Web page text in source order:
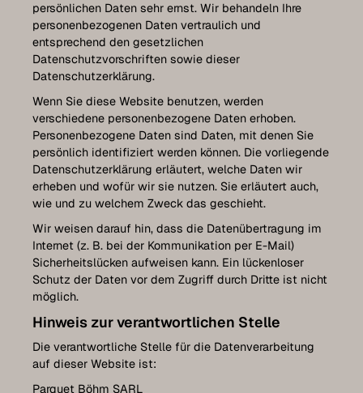
persönlichen Daten sehr ernst. Wir behandeln Ihre
personenbezogenen Daten vertraulich und
entsprechend den gesetzlichen
Datenschutzvorschriften sowie dieser
Datenschutzerklärung.
Wenn Sie diese Website benutzen, werden
verschiedene personenbezogene Daten erhoben.
Personenbezogene Daten sind Daten, mit denen Sie
persönlich identifiziert werden können. Die vorliegende
Datenschutzerklärung erläutert, welche Daten wir
erheben und wofür wir sie nutzen. Sie erläutert auch,
wie und zu welchem Zweck das geschieht.
Wir weisen darauf hin, dass die Datenübertragung im
Internet (z. B. bei der Kommunikation per E-Mail)
Sicherheitslücken aufweisen kann. Ein lückenloser
Schutz der Daten vor dem Zugriff durch Dritte ist nicht
möglich.
Hinweis zur verantwortlichen Stelle
Die verantwortliche Stelle für die Datenverarbeitung
auf dieser Website ist:
Parquet Böhm SARL